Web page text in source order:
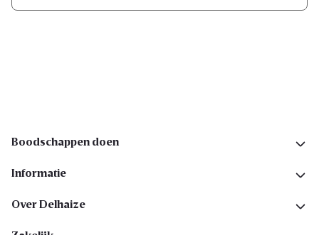
Boodschappen doen
Informatie
Over Delhaize